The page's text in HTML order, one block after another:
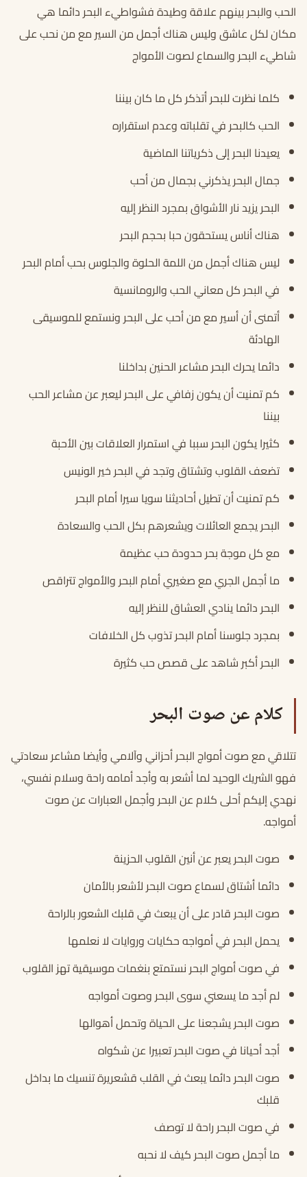
الحب والبحر بينهم علاقة وطيدة فشواطيء البحر دائما هي
مكان لكل عاشق وليس هناك أجمل من السير مع من نحب على
شاطيء البحر والسماع لصوت الأمواج
كلما نظرت للبحر أتذكر كل ما كان بيننا
الحب كالبحر في تقلباته وعدم استقراره
يعيدنا البحر إلى ذكرياتنا الماضية
جمال البحر يذكرني بجمال من أحب
البحر يزيد نار الأشواق بمجرد النظر إليه
هناك أناس يستحقون حبا بحجم البحر
ليس هناك أجمل من اللمة الحلوة والجلوس بحب أمام البحر
في البحر كل معاني الحب والرومانسية
أتمنى أن أسير مع من أحب على البحر ونستمع للموسيقى
الهادئة
دائما يحرك البحر مشاعر الحنين بداخلنا
كم تمنيت أن يكون زفافي على البحر ليعبر عن مشاعر الحب
بيننا
كثيرا يكون البحر سببا في استمرار العلاقات بين الأحبة
تضعف القلوب وتشتاق وتجد في البحر خير الونيس
كم تمنيت أن تطيل أحاديثنا سويا سيرا أمام البحر
البحر يجمع العائلات ويشعرهم بكل الحب والسعادة
مع كل موجة بحر حدودة حب عظيمة
ما أجمل الجري مع صغيري أمام البحر والأمواج تتراقص
البحر دائما ينادي العشاق للنظر إليه
بمجرد جلوسنا أمام البحر تذوب كل الخلافات
البحر أكبر شاهد على قصص حب كثيرة
كلام عن صوت البحر
تتلاقي مع صوت أمواج البحر أحزاني وآلامي وأيضا مشاعر سعادتي
فهو الشريك الوحيد لما أشعر به وأجد أمامه راحة وسلام نفسي،
نهدي إليكم أحلى كلام عن البحر وأجمل العبارات عن صوت
أمواجه.
صوت البحر يعبر عن أنين القلوب الحزينة
دائما أشتاق لسماع صوت البحر لأشعر بالأمان
صوت البحر قادر على أن يبعث في قلبك الشعور بالراحة
يحمل البحر في أمواجه حكايات وروايات لا نعلمها
في صوت أمواج البحر نستمتع بنغمات موسيقية تهز القلوب
لم أجد ما يسعني سوى البحر وصوت أمواجه
صوت البحر يشجعنا على الحياة وتحمل أهوالها
أجد أحيانا في صوت البحر تعبيرا عن شكواه
صوت البحر دائما يبعث في القلب قشعريرة تنسيك ما بداخل
قلبك
في صوت البحر راحة لا توصف
ما أجمل صوت البحر كيف لا نحبه